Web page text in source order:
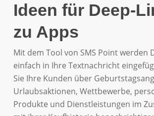
Ideen für Deep-
zu Apps
Mit dem Tool von SMS Point werden
einfach in Ihre Textnachricht
Sie Ihre Kunden über
Urlaubsaktionen, Wettbewerbe,
Produkte und Dienstleistungen im